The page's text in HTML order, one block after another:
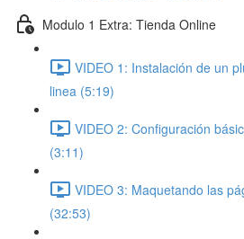
Modulo 1 Extra: Tienda Online
VIDEO 1: Instalación de un
linea (5:19)
VIDEO 2: Configuración
(3:11)
VIDEO 3: Maquetando las
(32:53)